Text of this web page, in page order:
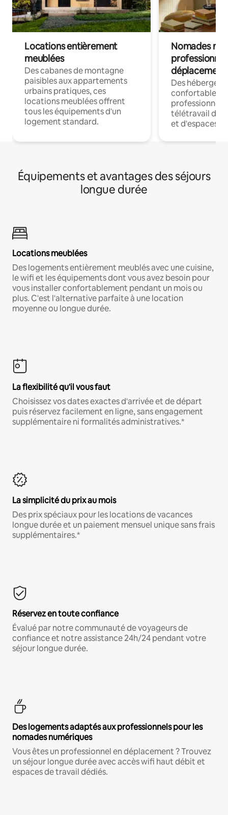
Locations entièrement
meublées
Des cabanes de montagne
paisibles aux appartements
urbains pratiques, ces
locations meublées offrent
tous les équipements d'un
logement standard.
Nomades
déplacement
Des
confortables
professionnels
télétravail
et d'espaces
Équipements et avantages des séjours
longue durée
Locations meublées
Des logements entièrement meublés avec une cuisine,
le wifi et les équipements dont vous avez besoin pour
vous installer confortablement pendant un mois ou
plus. C'est l'alternative parfaite à une location
moyenne ou longue durée.
La flexibilité qu'il vous faut
Choisissez vos dates exactes d'arrivée et de départ
puis réservez facilement en ligne, sans engagement
supplémentaire ni formalités administratives.*
La simplicité du prix au mois
Des prix spéciaux pour les locations de vacances
longue durée et un paiement mensuel unique sans frais
supplémentaires.*
Réservez en toute confiance
Évalué par notre communauté de voyageurs de
confiance et notre assistance 24h/24 pendant votre
séjour longue durée.
Des logements adaptés aux professionnels pour les
nomades numériques
Vous êtes un professionnel en déplacement ? Trouvez
un séjour longue durée avec accès wifi haut débit et
espaces de travail dédiés.